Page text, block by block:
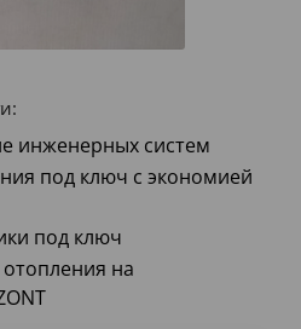
инженерных систем
под ключ с экономией
под ключ
на